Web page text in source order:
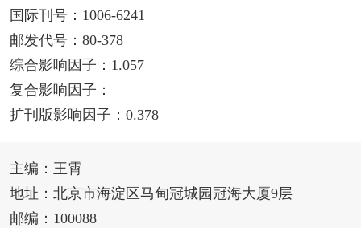
国际刊号：1006-6241
邮发代号：80-378
综合影响因子：1.057
复合影响因子：
扩刊版影响因子：0.378
主编：王霄
地址：北京市海淀区马甸冠城园冠海大厦9层
邮编：100088